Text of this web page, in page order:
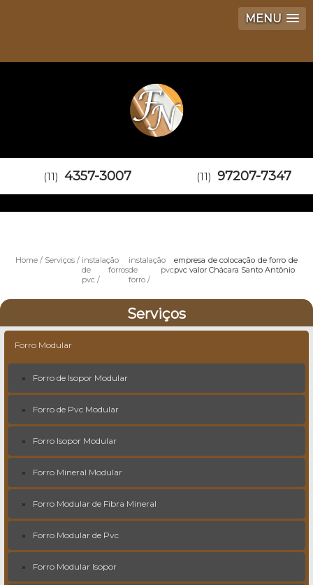
MENU
(11) 4357-3007 (11) 97207-7347
Home Serviços
instalação
de forros
pvc
instalação
de pvc
forro
empresa de colocação de forro de
pvc valor Chácara Santo Antônio
Serviços
Forro Modular
Forro de Isopor Modular
Forro de Pvc Modular
Forro Isopor Modular
Forro Mineral Modular
Forro Modular de Fibra Mineral
Forro Modular de Pvc
Forro Modular Isopor